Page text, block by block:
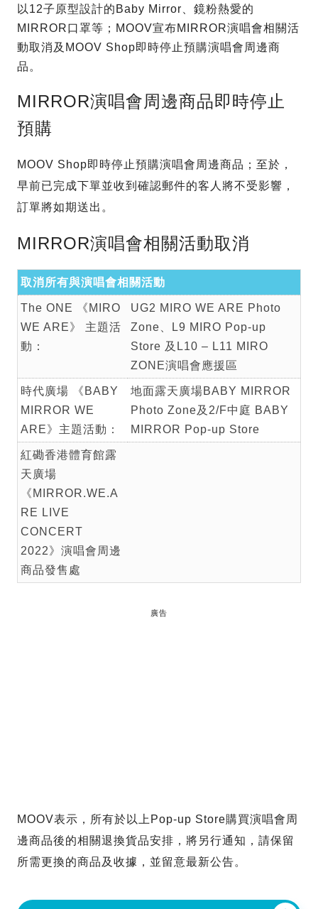
以12子原型設計的Baby Mirror、鏡粉熱愛的
MIRROR口罩等；MOOV宣布MIRROR演唱會相關活
動取消及MOOV Shop即時停止預購演唱會周邊商
品。
MIRROR演唱會周邊商品即時停止
預購
MOOV Shop即時停止預購演唱會周邊商品；至於，
早前已完成下單並收到確認郵件的客人將不受影響，
訂單將如期送出。
MIRROR演唱會相關活動取消
取消所有與演唱會相關活動
The ONE 《MIRO
WE ARE》 主題活
動：
UG2 MIRO WE ARE Photo
Zone、L9 MIRO Pop-up
Store 及L10 – L11 MIRO
ZONE演唱會應援區
時代廣場 《BABY
MIRROR WE
ARE》主題活動：
地面露天廣場BABY MIRROR
Photo Zone及2/F中庭 BABY
MIRROR Pop-up Store
紅磡香港體育館露
天廣場
《MIRROR.WE.A
RE LIVE
CONCERT
2022》演唱會周邊
商品發售處
廣告
MOOV表示，所有於以上Pop-up Store購買演唱會周
邊商品後的相關退換貨品安排，將另行通知，請保留
所需更換的商品及收據，並留意最新公告。